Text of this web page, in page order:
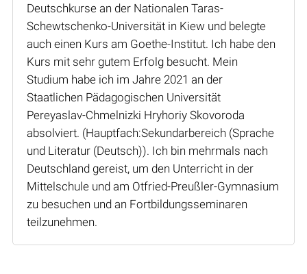
Deutschkurse an der Nationalen Taras-
Schewtschenko-Universität in Kiew und belegte
auch einen Kurs am Goethe-Institut. Ich habe den
Kurs mit sehr gutem Erfolg besucht. Mein
Studium habe ich im Jahre 2021 an der
Staatlichen Pädagogischen Universität
Pereyaslav-Chmelnizki Hryhoriy Skovoroda
absolviert. (Hauptfach:Sekundarbereich (Sprache
und Literatur (Deutsch)). Ich bin mehrmals nach
Deutschland gereist, um den Unterricht in der
Mittelschule und am Otfried-Preußler-Gymnasium
zu besuchen und an Fortbildungsseminaren
teilzunehmen.